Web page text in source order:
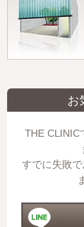
お
THE CLINIC
すでに失敗